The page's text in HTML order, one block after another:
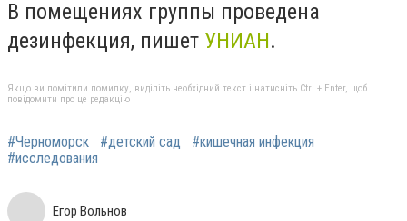
В помещениях группы проведена
дезинфекция, пишет УНИАН.
Якщо ви помітили помилку, виділіть необхідний текст і натисніть Ctrl + Enter, щоб
повідомити про це редакцію
#Черноморск #детский сад
#кишечная инфекция
#исследования
Егор Вольнов